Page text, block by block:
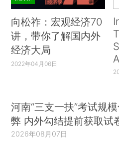
向松祚：宏观经济70
讲，带你了解国内外
经济大局
2022年04月06日
河南“三支一扶”考试规
弊 内外勾结提前获取试
2026年08月07日